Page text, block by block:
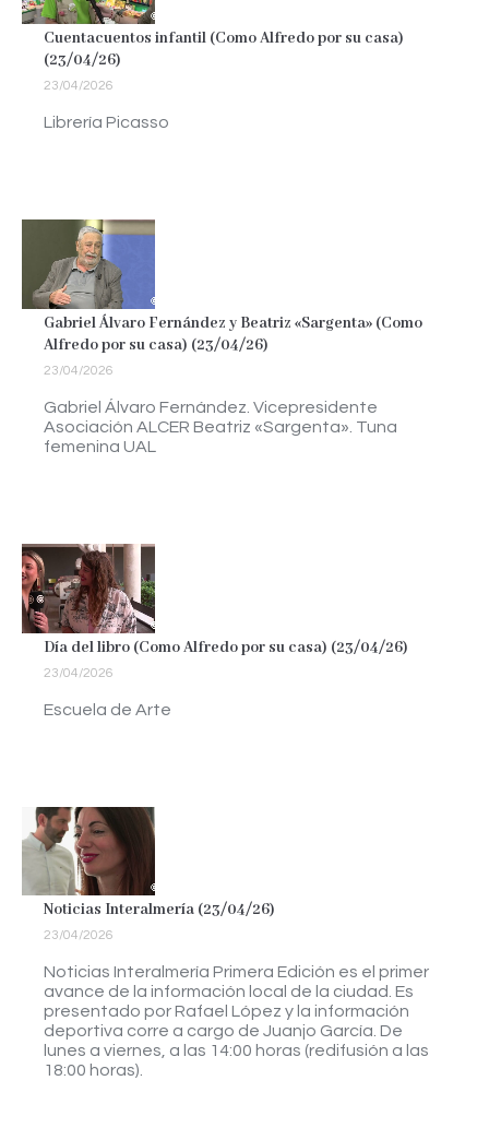
Cuentacuentos infantil (Como Alfredo por su casa)
(23/04/26)
23/04/2026
Librería Picasso
Gabriel Álvaro Fernández y Beatriz «Sargenta» (Como
Alfredo por su casa) (23/04/26)
23/04/2026
Gabriel Álvaro Fernández. Vicepresidente
Asociación ALCER Beatriz «Sargenta». Tuna
femenina UAL
Día del libro (Como Alfredo por su casa) (23/04/26)
23/04/2026
Escuela de Arte
Noticias Interalmería (23/04/26)
23/04/2026
Noticias Interalmería Primera Edición es el primer
avance de la información local de la ciudad. Es
presentado por Rafael López y la información
deportiva corre a cargo de Juanjo García. De
lunes a viernes, a las 14:00 horas (redifusión a las
18:00 horas).